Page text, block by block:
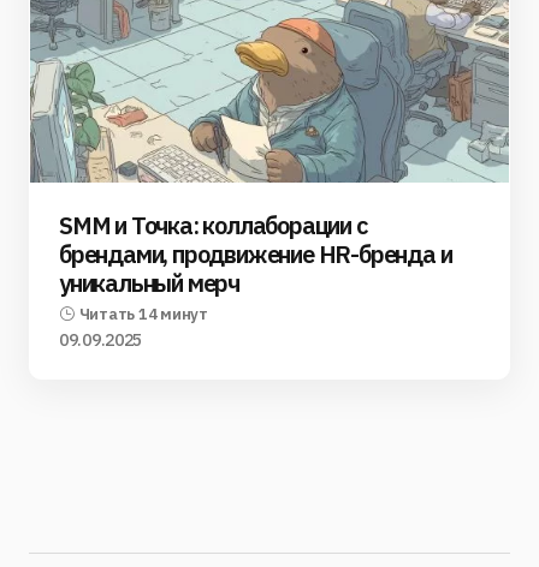
SMM и Точка: коллаборации с
брендами, продвижение HR-бренда и
уникальный мерч
Читать 14 минут
09.09.2025